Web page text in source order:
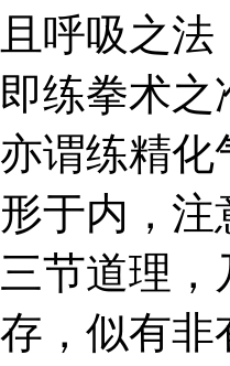
且呼吸之
即练拳术
亦谓练精化
形于内，
三节道理
存，似有非